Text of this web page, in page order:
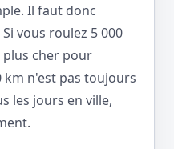
Il faut donc
vous roulez 5 000
plus cher pour
km n'est pas toujours
les jours en ville,